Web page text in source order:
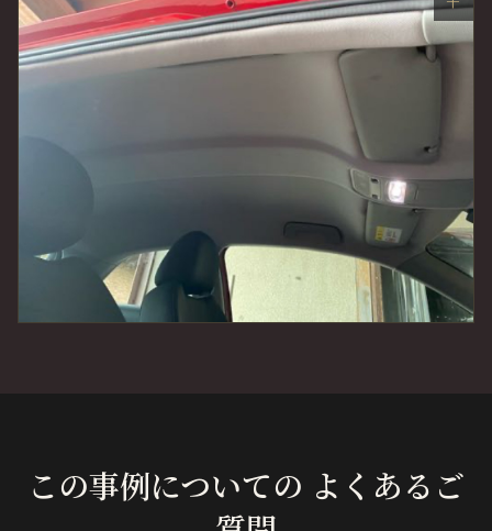
この事例についての よくあるご